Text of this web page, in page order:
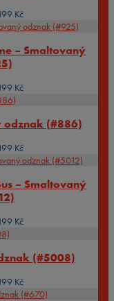
Kč
– Smaltovaný
Kč
odznak (#886)
Kč
– Smaltovaný
Kč
(#5008)
Kč